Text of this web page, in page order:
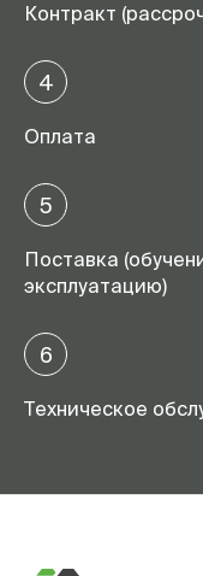
Контракт
4
Оплата
5
Поставка
эксплуатацию)
6
Техническое